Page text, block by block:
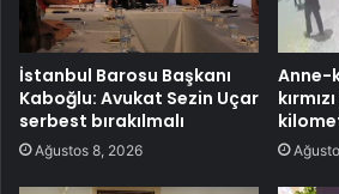
İstanbul Barosu Başkanı
Kaboğlu: Avukat Sezin Uçar
serbest bırakılmalı
Ağustos 8, 2026
Anne-